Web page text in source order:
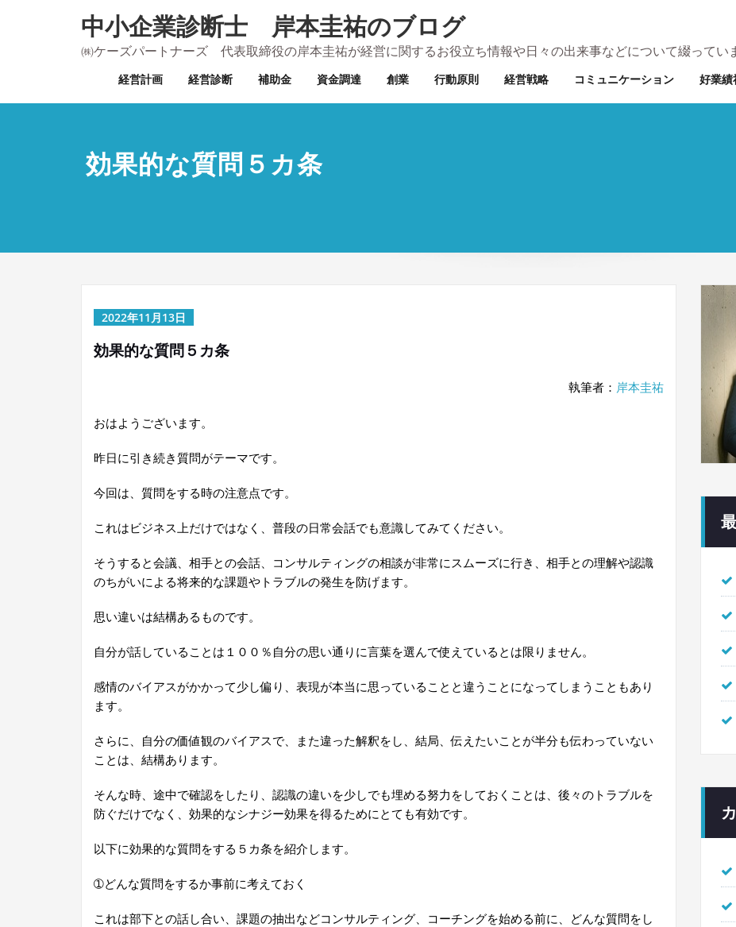
ッ
中小企業診断士 岸本圭祐のブログ
㈱ケーズパートナーズ 代表取締役の岸本圭祐が経営に関するお役立ち情報や日々の出来事などについて綴ってい
経営計画 経営診断 補助金 資金調達 創業 行動原則 経営戦略 コミュニケーション 好業績
効果的な質問５カ条
2022年11月13日
効果的な質問５カ条
執筆者： 岸本圭祐
おはようございます。
昨日に引き続き質問がテーマです。
今回は、質問をする時の注意点です。
これはビジネス上だけではなく、普段の日常会話でも意識してみてください。
そうすると会議、相手との会話、コンサルティングの相談が非常にスムーズに行き、相手との理解や認識
のちがいによる将来的な課題やトラブルの発生を防げます。
思い違いは結構あるものです。
自分が話していることは１００％自分の思い通りに言葉を選んで使えているとは限りません。
感情のバイアスがかかって少し偏り、表現が本当に思っていることと違うことになってしまうこともあり
ます。
さらに、自分の価値観のバイアスで、また違った解釈をし、結局、伝えたいことが半分も伝わっていない
ことは、結構あります。
そんな時、途中で確認をしたり、認識の違いを少しでも埋める努力をしておくことは、後々のトラブルを
防ぐだけでなく、効果的なシナジー効果を得るためにとても有効です。
以下に効果的な質問をする５カ条を紹介します。
➀どんな質問をするか事前に考えておく
これは部下との話し合い、課題の抽出などコンサルティング、コーチングを始める前に、どんな質問をし